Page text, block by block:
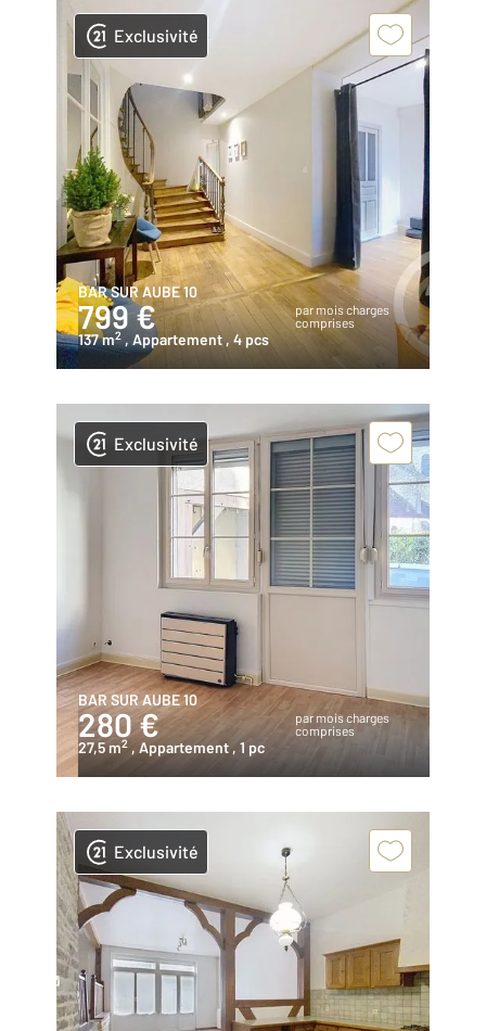
Exclusivité
BAR SUR AUBE 10
799 €
par mois charges
comprises
137 m2 , Appartement , 4 pcs
Exclusivité
BAR SUR AUBE 10
280 €
par mois charges
comprises
27,5 m2 , Appartement , 1 pc
Exclusivité